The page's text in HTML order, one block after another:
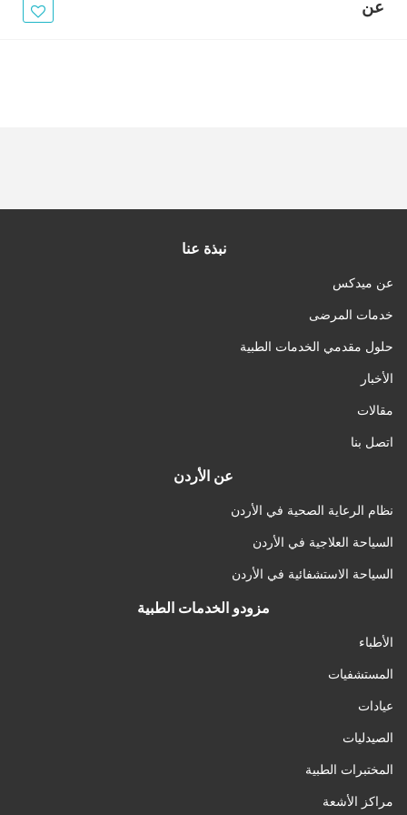
عن
نبذة عنا
عن ميدكس
خدمات المرضى
حلول مقدمي الخدمات الطبية
الأخبار
مقالات
اتصل بنا
عن الأردن
نظام الرعاية الصحية في الأردن
السياحة العلاجية في الأردن
السياحة الاستشفائية في الأردن
مزودو الخدمات الطبية
الأطباء
المستشفيات
عيادات
الصيدليات
المختبرات الطبية
مراكز الأشعة